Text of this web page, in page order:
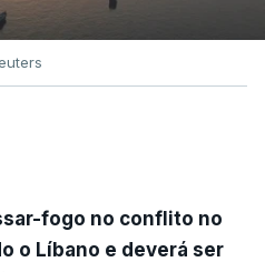
fogo no conflito no
o Líbano e deverá ser